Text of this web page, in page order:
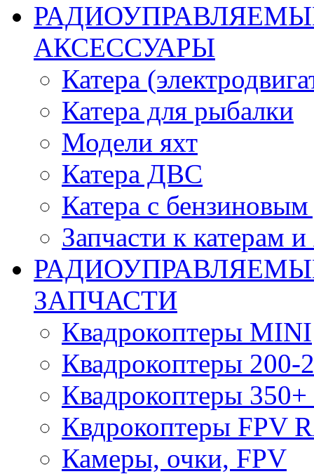
АКСЕССУАРЫ
Катера
Катера для рыбалки
Модели яхт
Катера ДВС
Катера с бензиновым
Запчасти к катерам
ЗАПЧАСТИ
Квадрокоптеры MINI
Квадрокоптеры 200-
Квадрокоптеры 350+
Квдрокоптеры FPV
Камеры, очки, FPV